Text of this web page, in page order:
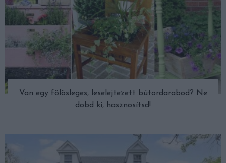
Van egy fölösleges, leselejtezett bútordarabod? Ne
dobd ki, hasznosítsd!